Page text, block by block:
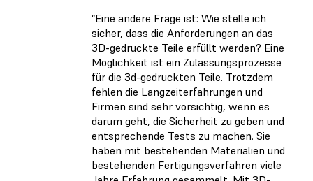
“Eine andere Frage ist: Wie stelle ich
sicher, dass die Anforderungen an das
3D-gedruckte Teile erfüllt werden? Eine
Möglichkeit ist ein Zulassungsprozesse
für die 3d-gedruckten Teile. Trotzdem
fehlen die Langzeiterfahrungen und
Firmen sind sehr vorsichtig, wenn es
darum geht, die Sicherheit zu geben und
entsprechende Tests zu machen. Sie
haben mit bestehenden Materialien und
bestehenden Fertigungsverfahren viele